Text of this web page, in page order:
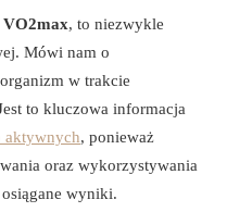
VO2max, to niezwykle
Mówi nam o
w trakcie
to kluczowa informacja
aktywnych, ponieważ
oraz wykorzystywania
wyniki.